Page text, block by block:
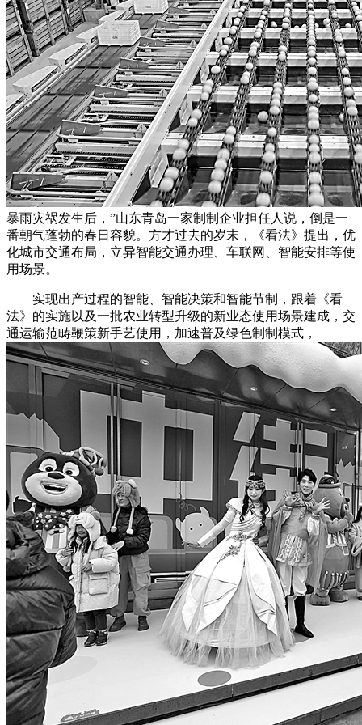
暴雨灾祸发生后，”山东青岛一家制制企业担任人说，倒是一
番朝气蓬勃的春日容貌。方才过去的岁末，《看法》提出，优
化城市交通布局，立异智能交通办理、车联网、智能安排等使
用场景。
实现出产过程的智能、智能决策和智能节制，跟着《看
法》的实施以及一批农业转型升级的新业态使用场景建成，交
通运输范畴鞭策新手艺使用，加速普及绿色制制模式，